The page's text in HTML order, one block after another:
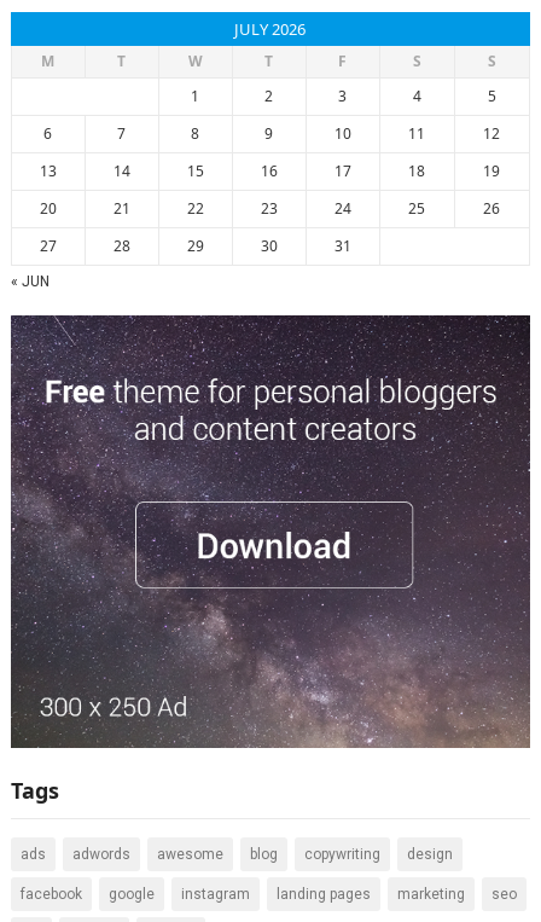
JULY 2026
M T W T F S
S
1
2 3 4
5
6
7 8 9 10 11
12
13
14 15 16 17 18
19
20
21 22 23 24 25
26
27
28 29 30 31
« JUN
Tags
ads adwords awesome blog copywriting design
facebook google instagram landing pages marketing seo